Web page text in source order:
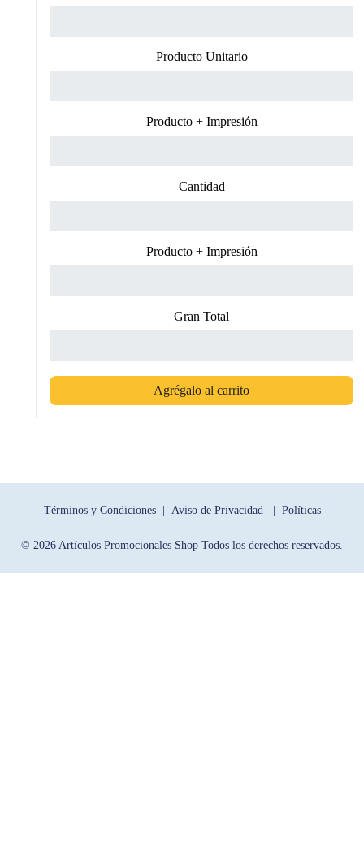
Producto Unitario
Producto + Impresión
Cantidad
Producto + Impresión
Gran Total
Agrégalo al carrito
Términos y Condiciones | Aviso de Privacidad | Políticas
© 2026 Artículos Promocionales Shop Todos los derechos reservados.